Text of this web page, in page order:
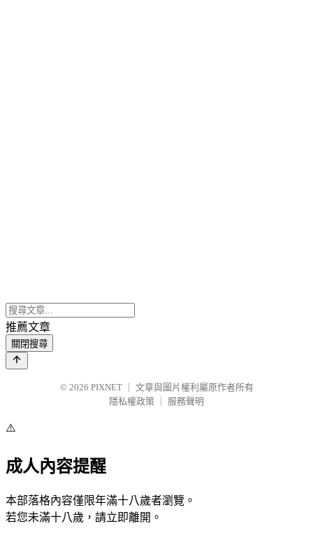
推薦文章
關閉搜尋
© 2026 PIXNET
文章與圖片權利屬原作者所有
隱私權政策
服務聲明
⚠️
成人內容提醒
本部落格內容僅限年滿十八歲者瀏覽。
若您未滿十八歲，請立即離開。